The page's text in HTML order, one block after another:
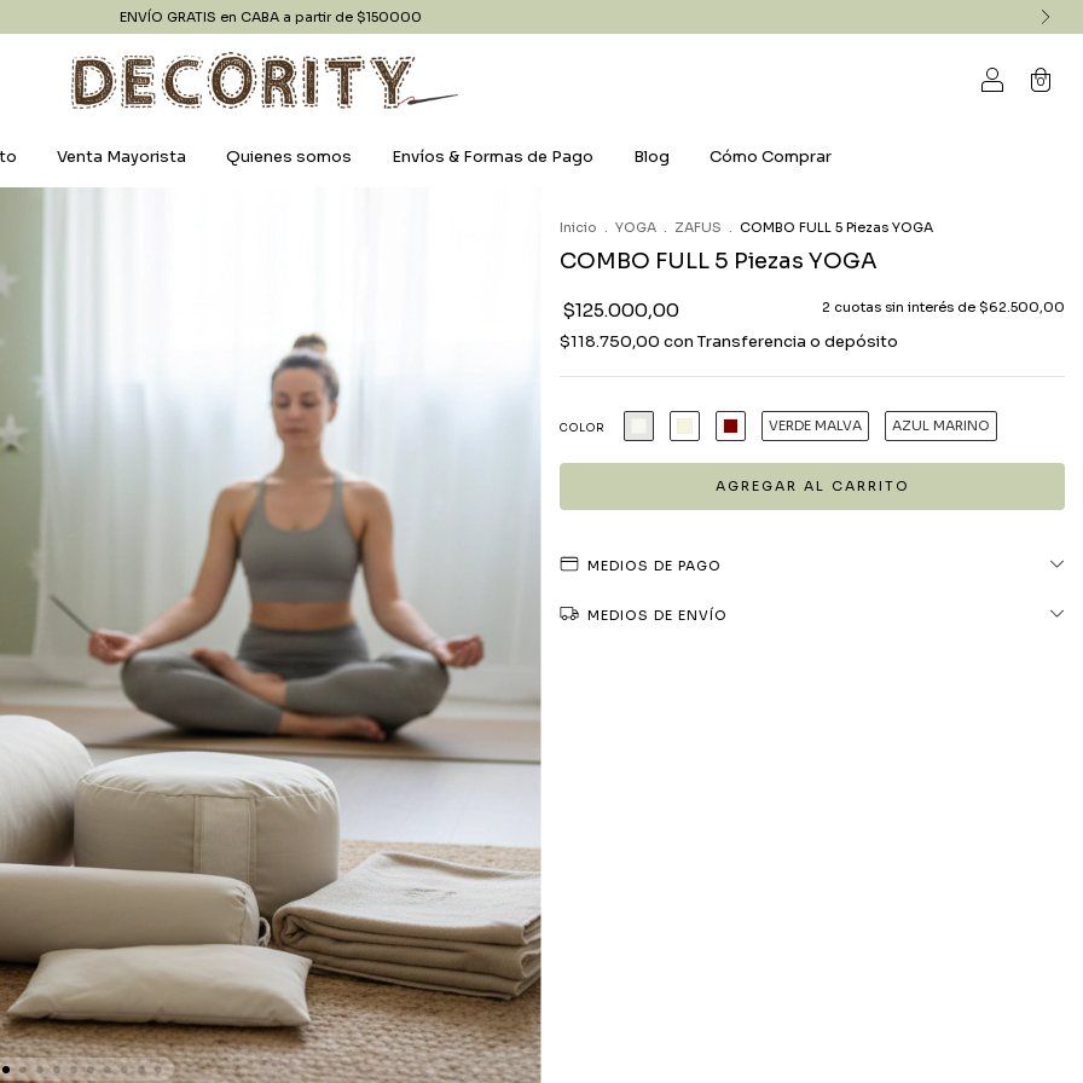
ENVÍO GRATIS en CABA a partir de $150000
0
Venta Mayorista Quienes somos Envíos & Formas de Pago Blog Cómo Comprar
Inicio YOGA ZAFUS COMBO FULL 5 Piezas YOGA
COMBO FULL 5 Piezas YOGA
$125.000,00 2 cuotas sin interés de $62.500,00
$118.750,00 con Transferencia o depósito
COLOR VERDE MALVA AZUL MARINO
MEDIOS DE PAGO
MEDIOS DE ENVÍO